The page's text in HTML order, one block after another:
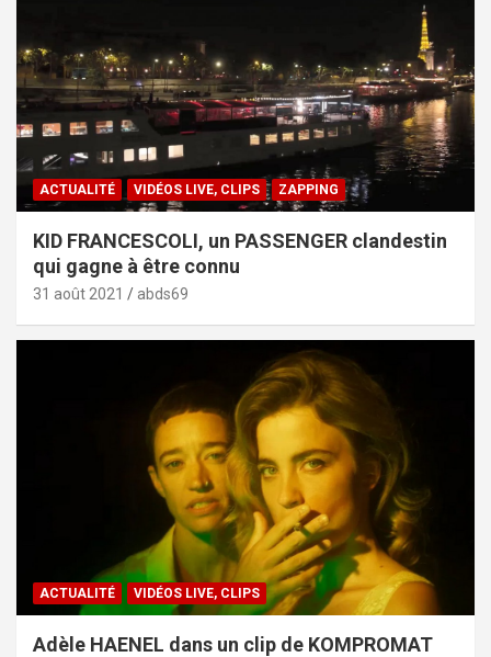
ACTUALITÉ VIDÉOS LIVE, CLIPS ZAPPING
KID FRANCESCOLI, un PASSENGER clandestin
qui gagne à être connu
31 août 2021 abds69
ACTUALITÉ VIDÉOS LIVE, CLIPS
Adèle HAENEL dans un clip de KOMPROMAT